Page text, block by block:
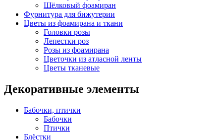
Шёлковый фоамиран
Фурнитура для бижутерии
Цветы из фоамирана и ткани
Головки розы
Лепестки роз
Розы из фоамирана
Цветочки из атласной ленты
Цветы тканевые
Декоративные элементы
Бабочки, птички
Бабочки
Птички
Блёстки